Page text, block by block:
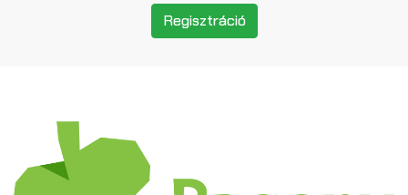
Regisztráció